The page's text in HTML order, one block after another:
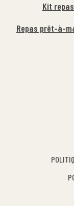
Kit
Repas prêt-à-